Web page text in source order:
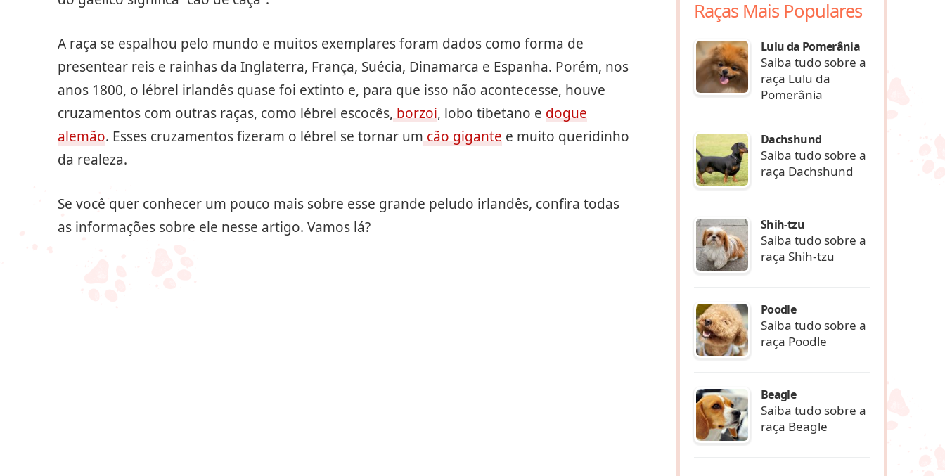
A raça se espalhou pelo mundo e muitos exemplares foram dados como forma de
presentear reis e rainhas da Inglaterra, França, Suécia, Dinamarca e Espanha. Porém, nos
anos 1800, o lébrel irlandês quase foi extinto e, para que isso não acontecesse, houve
cruzamentos com outras raças, como lébrel escocês, borzoi, lobo tibetano e dogue
alemão. Esses cruzamentos fizeram o lébrel se tornar um cão gigante e muito queridinho
da realeza.
Se você quer conhecer um pouco mais sobre esse grande peludo irlandês, confira todas
as informações sobre ele nesse artigo. Vamos lá?
Raças Mais Populares
Lulu da Pomerânia
Saiba tudo sobre a
raça Lulu da
Pomerânia
Dachshund
Saiba tudo sobre a
raça Dachshund
Shih-tzu
Saiba tudo sobre a
raça Shih-tzu
Poodle
Saiba tudo sobre a
raça Poodle
Beagle
Saiba tudo sobre a
raça Beagle